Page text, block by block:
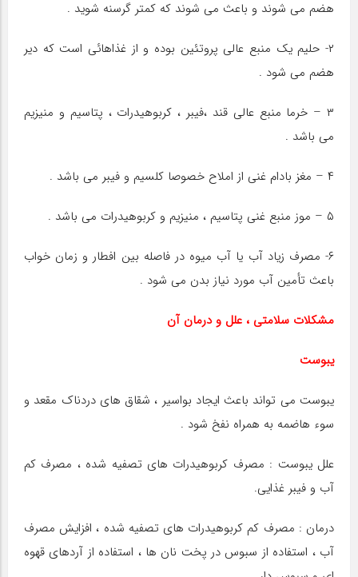
هضم می شوند و باعث می شوند که کمتر گرسنه شوید .
۲- حلیم یک منبع عالی پروتئین بوده و از غذاهائی است که دیر
هضم می شود .
۳ – خرما منبع عالی قند ،‌فیبر ، کربوهیدرات ، پتاسیم و منیزیم
می باشد .
۴ – مغز بادام غنی از املاح خصوصا کلسیم و فیبر می باشد .
۵ – موز منبع غنی پتاسیم ، منیزیم و کربوهیدرات می باشد .
۶- مصرف زیاد آب یا آب میوه در فاصله بین افطار و زمان خواب
باعث تأمین آب مورد نیاز بدن می شود .
مشکلات سلامتی ، علل و درمان آن
یبوست
یبوست می تواند باعث ایجاد بواسیر ، شقاق های دردناک مقعد و
سوء هاضمه به همراه نفخ شود .
علل یبوست : مصرف کربوهیدرات های تصفیه شده ، مصرف کم
آب و فیبر غذایی.
درمان : مصرف کم کربوهیدرات های تصفیه شده ، افزایش مصرف
آب ، استفاده از سبوس در پخت نان ها ، استفاده از آردهای قهوه